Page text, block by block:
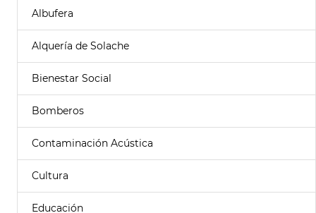
Albufera
Alquería de Solache
Bienestar Social
Bomberos
Contaminación Acústica
Cultura
Educación